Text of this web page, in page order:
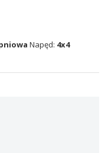
Napęd: 4x4